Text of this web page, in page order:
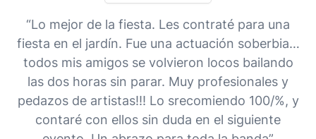
“Lo mejor de la fiesta. Les contraté para una
fiesta en el jardín. Fue una actuación soberbia…
todos mis amigos se volvieron locos bailando
las dos horas sin parar. Muy profesionales y
pedazos de artistas!!! Lo srecomiendo 100/%, y
contaré con ellos sin duda en el siguiente